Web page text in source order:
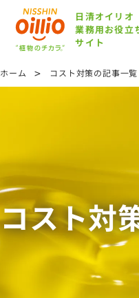
日清オイリオ
業務用お役立
サイト
ホーム > コスト対策の記事一覧
コスト対